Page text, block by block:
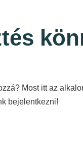
Most itt az
bejelentkezni!